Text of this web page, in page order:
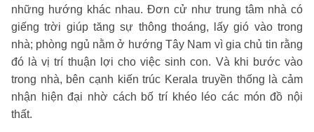
những hướng khác nhau. Đơn cử như trung tâm nhà có
giếng trời giúp tăng sự thông thoáng, lấy gió vào trong
nhà; phòng ngủ nằm ở hướng Tây Nam vì gia chủ tin rằng
đó là vị trí thuận lợi cho việc sinh con. Và khi bước vào
trong nhà, bên cạnh kiến trúc Kerala truyền thống là cảm
nhận hiện đại nhờ cách bố trí khéo léo các món đồ nội
thất.